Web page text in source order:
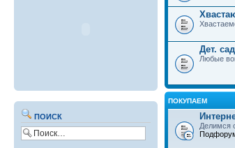
ПОИСК
Дет. сад
Любые
ПОКУПАЕМ
Делимся